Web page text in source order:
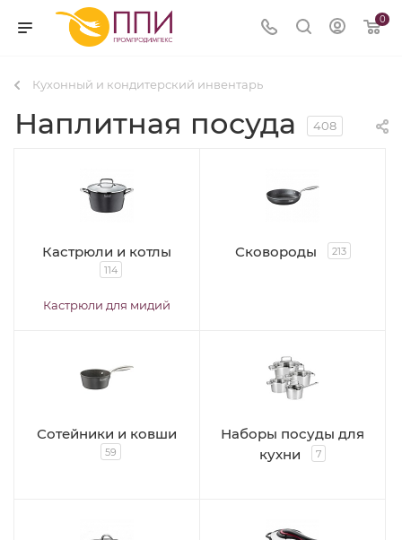
0
Кухонный и кондитерский инвентарь
Наплитная посуда 408
Кастрюли и котлы
114
Кастрюли для мидий
Сковороды 213
Сотейники и ковши
59
Наборы посуды для
кухни
7